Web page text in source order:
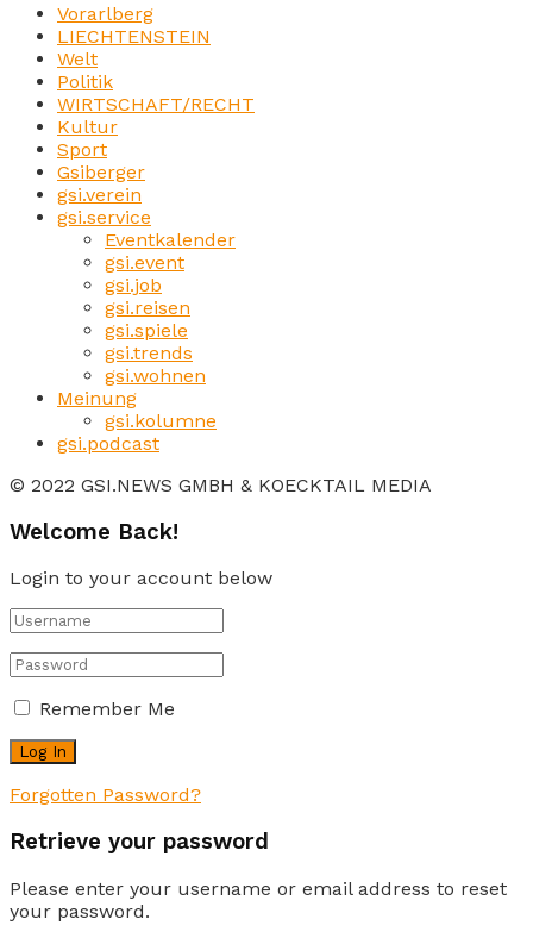
Vorarlberg
LIECHTENSTEIN
Welt
Politik
WIRTSCHAFT/RECHT
Kultur
Sport
Gsiberger
gsi.verein
gsi.service
Eventkalender
gsi.event
gsi.job
gsi.reisen
gsi.spiele
gsi.trends
gsi.wohnen
Meinung
gsi.kolumne
gsi.podcast
© 2022 GSI.NEWS GMBH & KOECKTAIL MEDIA
Welcome Back!
Login to your account below
Remember Me
Forgotten Password?
Retrieve your password
Please enter your username or email address to reset
your password.